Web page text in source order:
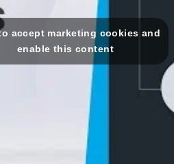
accept marketing cookies and
enable this content